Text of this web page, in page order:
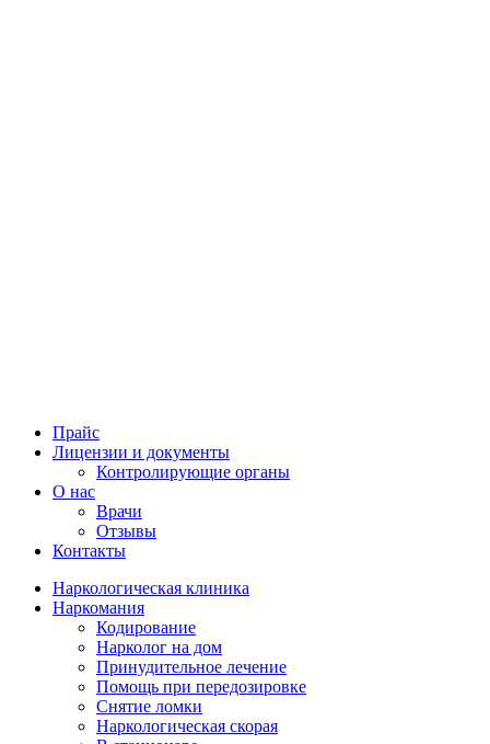
Прайс
Лицензии и документы
Контролирующие органы
О нас
Врачи
Отзывы
Контакты
Наркологическая клиника
Наркомания
Кодирование
Нарколог на дом
Принудительное лечение
Помощь при передозировке
Снятие ломки
Наркологическая скорая